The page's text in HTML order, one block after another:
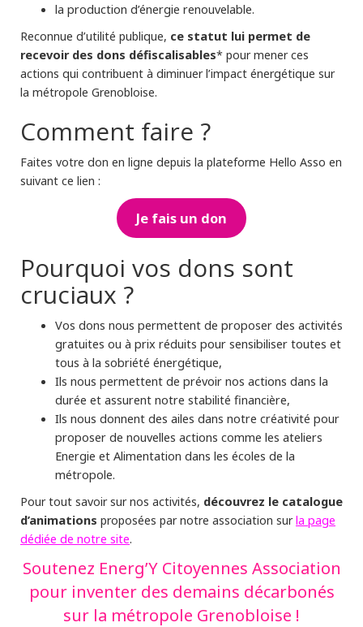
la production d’énergie renouvelable.
Reconnue d’utilité publique, ce statut lui permet de
recevoir des dons défiscalisables* pour mener ces
actions qui contribuent à diminuer l’impact énergétique sur
la métropole Grenobloise.
Comment faire ?
Faites votre don en ligne depuis la plateforme Hello Asso en
suivant ce lien :
Je fais un don
Pourquoi vos dons sont
cruciaux ?
Vos dons nous permettent de proposer des activités
gratuites ou à prix réduits pour sensibiliser toutes et
tous à la sobriété énergétique,
Ils nous permettent de prévoir nos actions dans la
durée et assurent notre stabilité financière,
Ils nous donnent des ailes dans notre créativité pour
proposer de nouvelles actions comme les ateliers
Energie et Alimentation dans les écoles de la
métropole.
Pour tout savoir sur nos activités, découvrez le catalogue
d’animations proposées par notre association surla page
dédiée de notre site.
Soutenez Energ’Y Citoyennes Association
pour inventer des demains décarbonés
sur la métropole Grenobloise !